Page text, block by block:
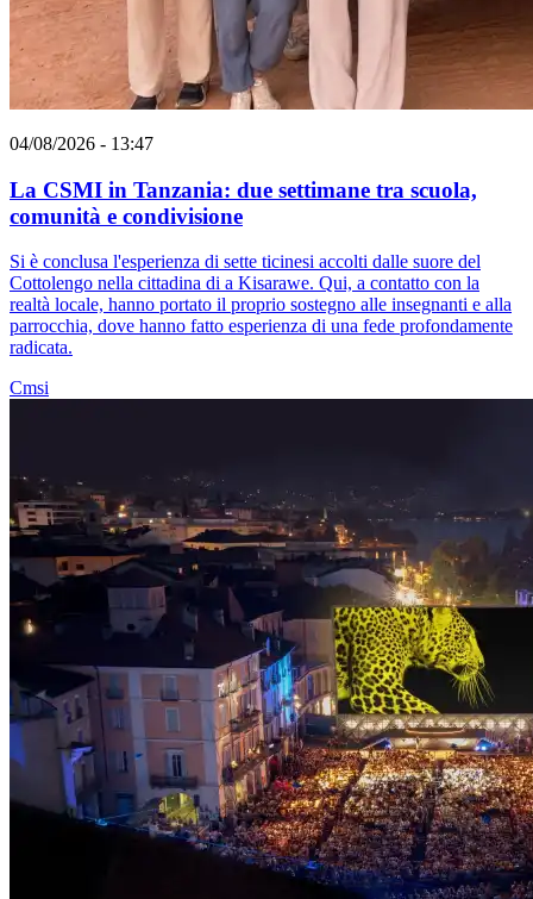
04/08/2026 - 13:47
La CSMI in Tanzania: due settimane tra scuola,
comunità e condivisione
Si è conclusa l'esperienza di sette ticinesi accolti dalle suore del
Cottolengo nella cittadina di a Kisarawe. Qui, a contatto con la
realtà locale, hanno portato il proprio sostegno alle insegnanti e alla
parrocchia, dove hanno fatto esperienza di una fede profondamente
radicata.
Cmsi